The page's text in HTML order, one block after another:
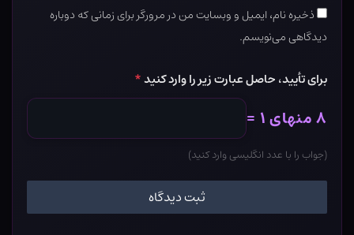
ذخیره نام، ایمیل و وبسایت من در مرورگر برای زمانی که دوباره
دیدگاهی می‌نویسم.
برای تأیید، حاصل عبارت زیر را وارد کنید*
۸ منهای ۱ =
(جواب را با عدد انگلیسی وارد کنید)